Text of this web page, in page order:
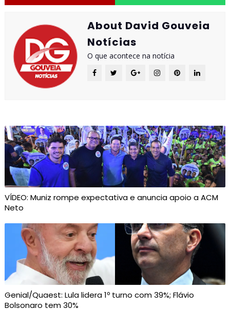
About David Gouveia
Notícias
O que acontece na notícia
VÍDEO: Muniz rompe expectativa e anuncia apoio a ACM
Neto
Genial/Quaest: Lula lidera 1º turno com 39%; Flávio
Bolsonaro tem 30%